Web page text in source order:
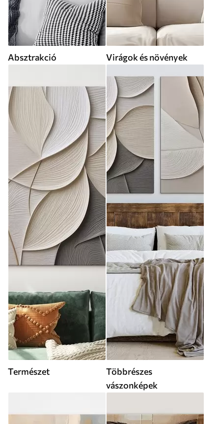
Absztrakció Virágok és növények
Természet
Többrészes
vászonképek